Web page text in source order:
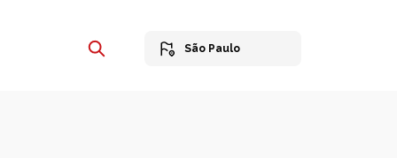
São Paulo